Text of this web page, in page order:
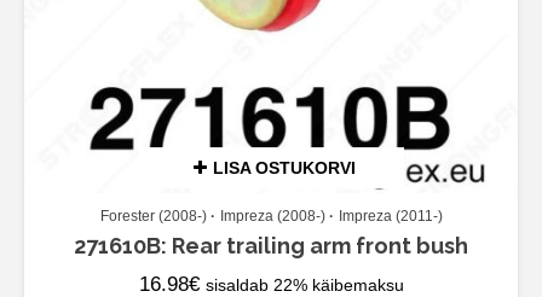
LISA OSTUKORVI
Forester (2008-) Impreza (2008-) Impreza (2011-)
271610B: Rear trailing arm front bush
16.98€ sisaldab 22% käibemaksu